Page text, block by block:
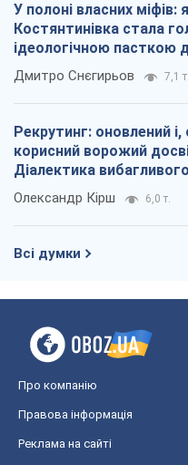
У полоні власних міфів:
Костянтинівка стала
ідеологічною пасткою
окупантів
Дмитро Снєгирьов 7,1 т.
Рекрутинг: оновлений
корисний ворожий
Діалектика
Олександр Кірш 6,0 т.
Всі думки
Про компанію
Правова інформація
Реклама на сайті